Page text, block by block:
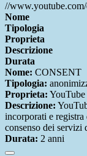
//
Nome
Tipologia
Proprieta
Descrizione
Durata
Nome: CONSENT
Tipologia:
Proprieta: YouTube
Descrizione:
incorporati e
consenso dei servizi
Durata: 2 anni